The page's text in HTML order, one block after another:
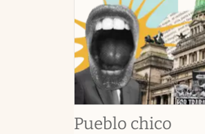
Pueblo chico